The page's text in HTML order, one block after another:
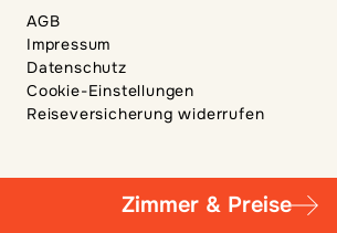
Zimmer & Preise
AGB
Impressum
Datenschutz
Cookie-Einstellungen
Reiseversicherung widerrufen